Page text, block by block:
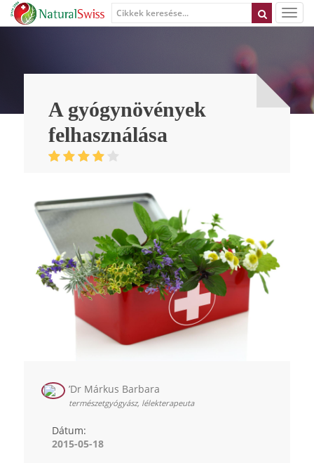
A gyógynövények
felhasználása
’Dr Márkus Barbara
természetgyógyász, lélekterapeuta
Dátum:
2015-05-18